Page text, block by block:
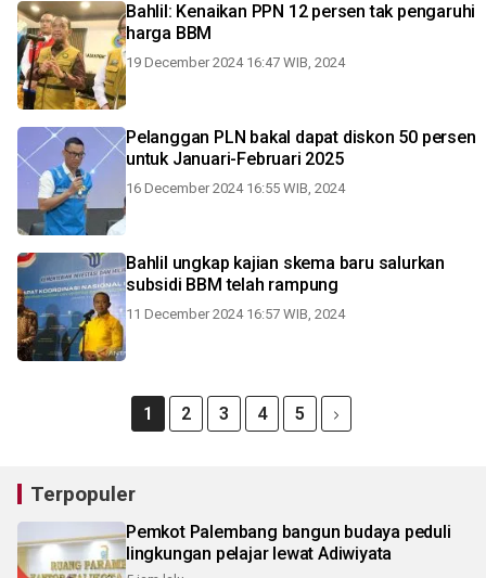
Bahlil: Kenaikan PPN 12 persen tak pengaruhi
harga BBM
19 December 2024 16:47 WIB, 2024
Pelanggan PLN bakal dapat diskon 50 persen
untuk Januari-Februari 2025
16 December 2024 16:55 WIB, 2024
Bahlil ungkap kajian skema baru salurkan
subsidi BBM telah rampung
11 December 2024 16:57 WIB, 2024
1 2 3 4 5
Terpopuler
Pemkot Palembang bangun budaya peduli
lingkungan pelajar lewat Adiwiyata